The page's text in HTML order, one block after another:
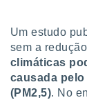
ou
Um estudo
sem a
climáticas
causada
(PM2,5). No